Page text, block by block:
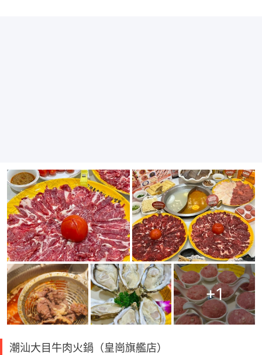
+1
潮汕大目牛肉火鍋（皇崗旗艦店）